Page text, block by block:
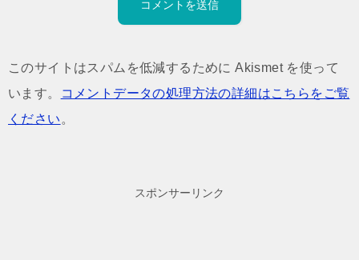
このサイトはスパムを低減するために Akismet を使って
います。
コメントデータの処理方法の詳細はこちらをご覧
ください 。
スポンサーリンク